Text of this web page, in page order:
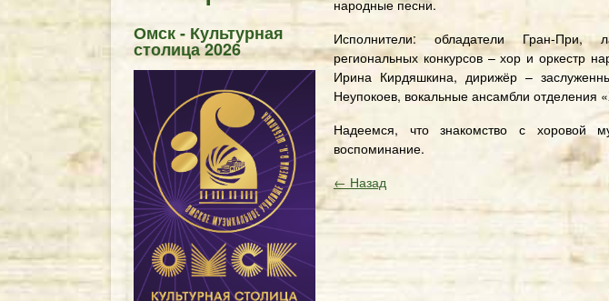
Омск - Культурная
столица 2026
народные песни.
Исполнители: обладатели Гран-При,
региональных конкурсов – хор и оркестр
Ирина Кирдяшкина, дирижёр –
Неупокоев, вокальные ансамбли отделения
Надеемся, что знакомство с хоровой
воспоминание.
← Назад